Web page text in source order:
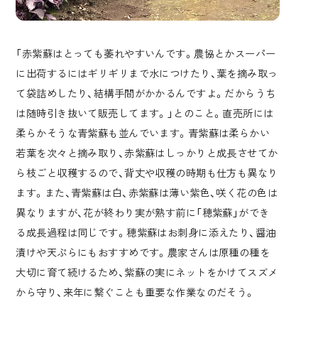
「赤紫蘇はとっても萎れやすいんです。農協とかスーパー
に出荷するにはギリギリまで水につけたり、葉を摘み取っ
て袋詰めしたり、結構手間がかかるんですよ。だからうち
は随時引き抜いて販売してます。」とのこと。直売所には
柔らかそうな青紫蘇も並んでいます。青紫蘇は柔らかい
若葉を次々と摘み取り、赤紫蘇はしっかりと成長させてか
ら枝ごと収穫するので、背丈や収穫の時期も仕方も異なり
ます。また、青紫蘇は白、赤紫蘇は薄い紫色、咲く花の色は
異なりますが、花が終わり実が熟す前に「穂紫蘇」ができ
る成長過程は同じです。穂紫蘇はお刺身に添えたり、醤油
漬けや天ぷらにもおすすめです。農家さんは原種の種を
大切に育て続けるため、紫蘇の実にネットをかけてスズメ
から守り、来年に繋ぐことも重要な作業なのだそう。